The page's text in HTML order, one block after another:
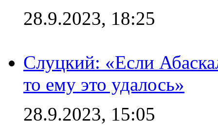
28.9.2023, 18:25
Слуцкий: «Если
то ему это удалось»
28.9.2023, 15:05